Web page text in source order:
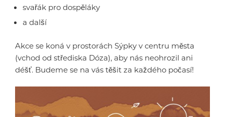
svařák pro dospěláky
a další
Akce se koná v prostorách Sýpky v centru města
(vchod od střediska Dóza), aby nás neohrozil ani
déšť. Budeme se na vás těšit za každého počasí!